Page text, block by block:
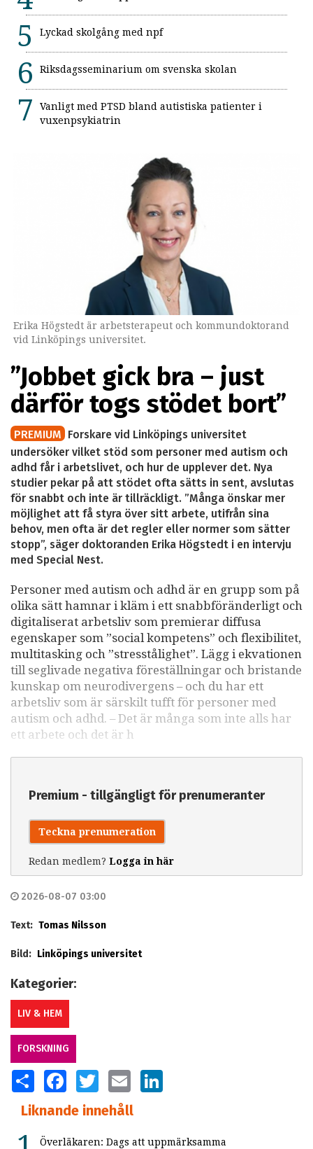
Lyckad skolgång med npf
Riksdagsseminarium om svenska skolan
Vanligt med PTSD bland autistiska patienter i
vuxenpsykiatrin
Erika Högstedt är arbetsterapeut och kommundoktorand
vid Linköpings universitet.
”Jobbet gick bra – just
därför togs stödet bort”
PREMIUM Forskare vid Linköpings universitet
undersöker vilket stöd som personer med autism och
adhd får i arbetslivet, och hur de upplever det. Nya
studier pekar på att stödet ofta sätts in sent, avslutas
för snabbt och inte är tillräckligt. ”Många önskar mer
möjlighet att få styra över sitt arbete, utifrån sina
behov, men ofta är det regler eller normer som sätter
stopp”, säger doktoranden Erika Högstedt i en intervju
med Special Nest.
Personer med autism och adhd är en grupp som på
olika sätt hamnar i kläm i ett snabbföränderligt och
digitaliserat arbetsliv som premierar diffusa
egenskaper som ”social kompetens” och flexibilitet,
multitasking och ”stresstålighet”. Lägg i ekvationen
till seglivade negativa föreställningar och bristande
kunskap om neurodivergens – och du har ett
arbetsliv som är särskilt tufft för personer med
autism och adhd. – Det är många som inte alls har
ett arbete och det är h
Premium - tillgängligt för prenumeranter
Teckna prenumeration
Redan medlem? Logga in här
2026-08-07 03:00
Text: Tomas Nilsson
Bild: Linköpings universitet
Kategorier:
LIV & HEM
FORSKNING
SHARE FACEBOOKTWITTER EMAIL
Liknande innehåll
Överläkaren: Dags att uppmärksamma